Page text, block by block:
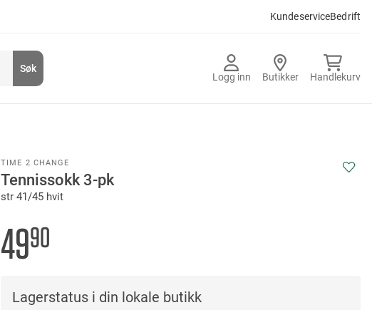
KundeserviceBedrift
Logg inn Butikker Handlekurv
Søk
TIME 2 CHANGE
Tennissokk 3-pk
str 41/45 hvit
4990
Lagerstatus i din lokale butikk